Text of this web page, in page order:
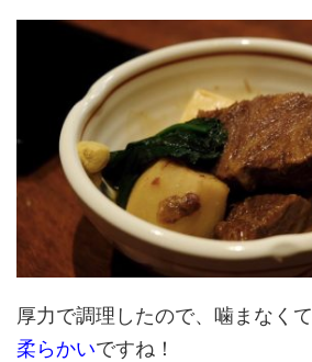
厚力で調理したので、噛まなく
柔らかいですね！